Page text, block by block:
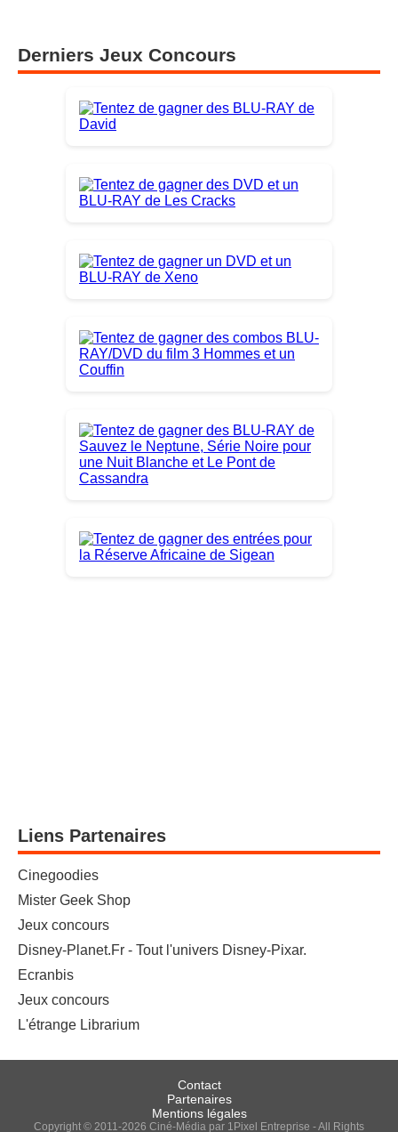
Derniers Jeux Concours
Liens Partenaires
Cinegoodies
Mister Geek Shop
Jeux concours
Disney-Planet.Fr - Tout l'univers Disney-Pixar.
Ecranbis
Jeux concours
L'étrange Librarium
Contact
Partenaires
Mentions légales
Copyright © 2011-2026 Ciné-Média par 1Pixel Entreprise - All Rights